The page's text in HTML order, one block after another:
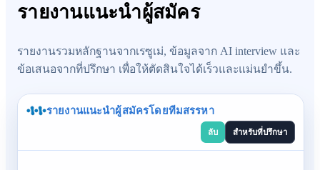
รายงานแนะนำผู้สมัคร
รายงานรวมหลักฐานจากเรซูเม่, ข้อมูลจาก AI interview และ
ข้อเสนอจากที่ปรึกษา เพื่อให้ตัดสินใจได้เร็วและแม่นยำขึ้น.
รายงานแนะนำผู้สมัครโดยทีมสรรหา
ลับ สำหรับที่ปรึกษา